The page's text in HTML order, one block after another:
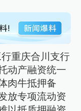
重庆合川支行
动产融资统一
肉牛抵押备
放专项流动资